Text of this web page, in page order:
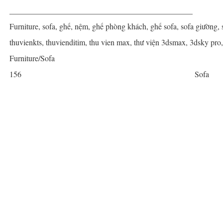
Furniture, sofa, ghế, nệm, ghế phòng khách, ghế sofa, sofa giường,
thuvienkts, thuvienditim, thu vien max, thư viện 3dsmax, 3dsky
Furniture/Sofa
156
Sofa